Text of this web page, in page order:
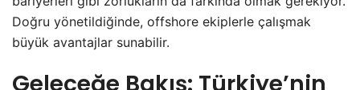
Doğru yönetildiğinde, offshore ekiplerle çalışmak
büyük avantajlar sunabilir.